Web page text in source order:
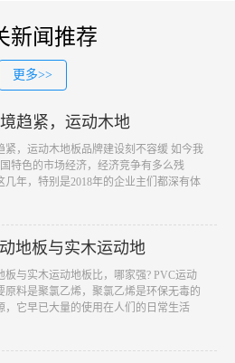
新闻推荐
更多>>
趋紧，运动木地
紧，运动木地板品牌建设刻不容缓 如今我
特色的市场经济，经济竞争有多么残
几年，特别是2018年的企业主们都深有体
地板与实木运动地
板与实木运动地板比，哪家强? PVC运动
原料是聚氯乙烯，聚氯乙烯是环保无毒的
，它早已大量的使用在人们的日常生活